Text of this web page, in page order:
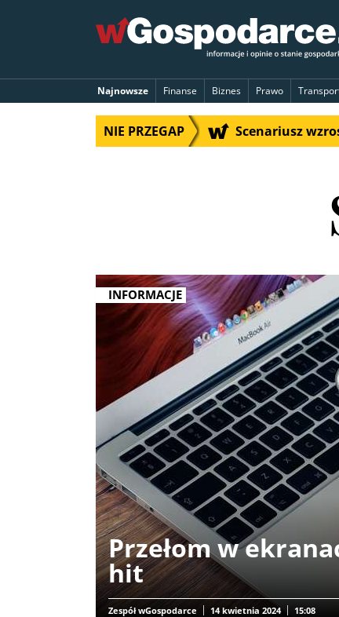
Najnowsze Finanse Biznes Prawo
NIE PRZEGAP Scenariusz
INFORMACJE
Przełom w
hit
Zespół wGospodarce 14 kwietnia 2024 15:08